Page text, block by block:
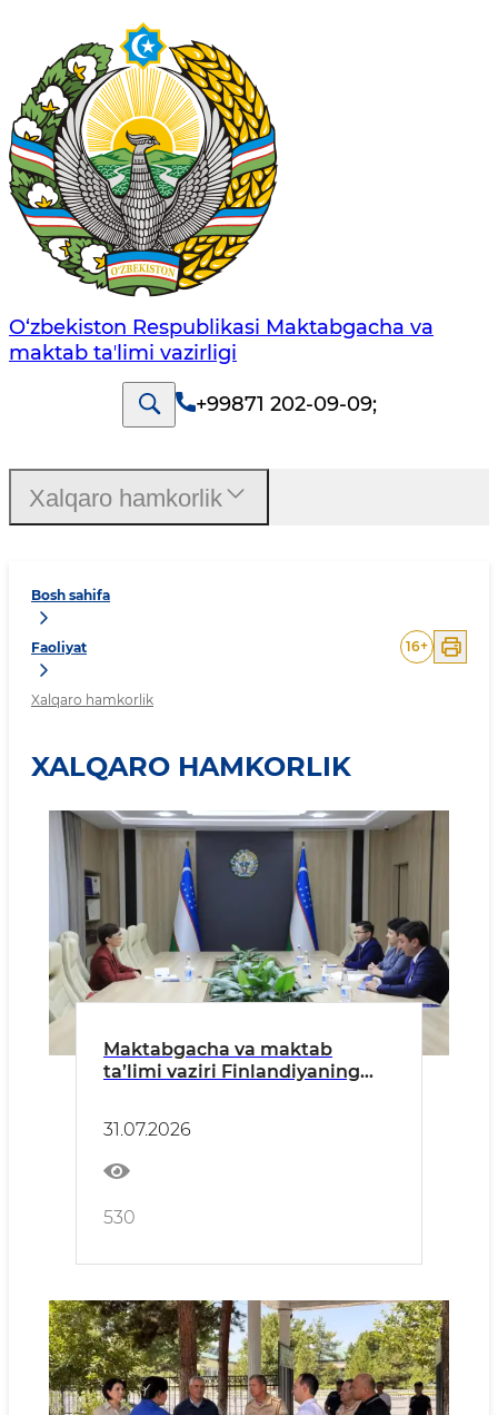
O‘zbekiston Respublikasi Maktabgacha va
maktab taʼlimi vazirligi
+99871 202-09-09;
Bosh sahifa
Faoliyat
Xalqaro hamkorlik
16+
XALQARO HAMKORLIK
Maktabgacha va maktab
ta’limi vaziri Finlandiyaning
31.07.2026
530
Xalqaro hamkorlik